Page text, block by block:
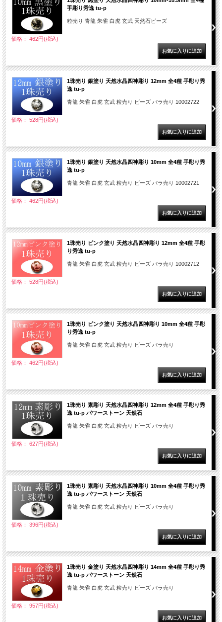
手彫り秀逸 tu-p
粒売り 青龍 朱雀 白虎 玄武 天然石ビーズ
価格： 462円(税込)
1珠売り 銀塗り 天然水晶四神彫り 12mm 全4種 手彫り秀
逸 tu-p
青龍 朱雀 白虎 玄武 粒売り ビーズ バラ売り 10002722
価格： 528円(税込)
1珠売り 銀塗り 天然水晶四神彫り 10mm 全4種 手彫り秀
逸 tu-p
青龍 朱雀 白虎 玄武 粒売り ビーズ バラ売り 10002721
価格： 462円(税込)
1珠売り ピンク塗り 天然水晶四神彫り 12mm 全4種 手彫
り秀逸 tu-p
青龍 朱雀 白虎 玄武 粒売り ビーズ バラ売り 10002712
価格： 528円(税込)
1珠売り ピンク塗り 天然水晶四神彫り 10mm 全4種 手彫
り秀逸 tu-p
青龍 朱雀 白虎 玄武 粒売り ビーズ バラ売り
価格： 462円(税込)
1珠売り 素彫り 天然水晶四神彫り 12mm 全4種 手彫り秀
逸 tu-p パワーストーン 天然石
青龍 朱雀 白虎 玄武 粒売り ビーズ バラ売り
価格： 627円(税込)
1珠売り 素彫り 天然水晶四神彫り 10mm 全4種 手彫り秀
逸 tu-p パワーストーン 天然石
青龍 朱雀 白虎 玄武 粒売り ビーズ バラ売り
価格： 396円(税込)
1珠売り 金塗り 天然水晶四神彫り 14mm 全4種 手彫り秀
逸 tu-p パワーストーン 天然石
青龍 朱雀 白虎 玄武 粒売り ビーズ バラ売り
価格： 957円(税込)